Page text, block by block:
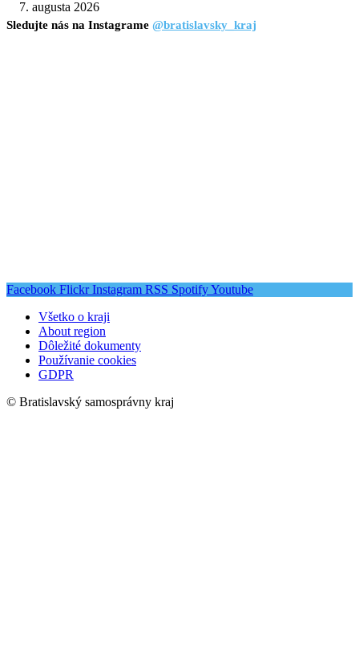
7. augusta 2026
Sledujte nás na Instagrame @bratislavsky_kraj
Facebook Flickr Instagram RSS SpotifyYoutube
Všetko o kraji
About region
Dôležité dokumenty
Používanie cookies
GDPR
© Bratislavský samosprávny kraj